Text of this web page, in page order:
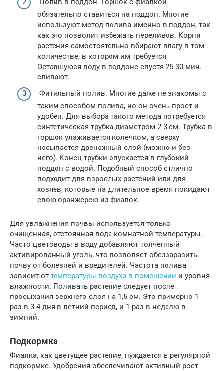
Полив в поддон. Горшок с фиалкой
обязательно ставиться на поддон. Многие
используют метод полива именно в поддон, так
как это позволит избежать переливов. Корни
растения самостоятельно вбирают влагу в том
количестве, в котором им требуется.
Оставшуюся воду в поддоне спустя 25-30 мин.
сливают.
Фитильный полив. Многие даже не знакомы с
таким способом полива, но он очень прост и
удобен. Для выбора такого метода потребуется
синтетическая трубка диаметром 2-3 см. Трубка в
горшок улаживается колечком, а сверху
насыпается дренажный слой (можно и без
него). Конец трубки опускается в глубокий
поддон с водой. Подобный способ отлично
подходит для взрослых растений или для
хозяев, которые на длительное время покидают
свою оранжерею из фиалок.
Для увлажнения почвы используется только
очищенная, отстоянная вода комнатной температуры.
Часто цветоводы в воду добавляют толченный
активированный уголь, что позволяет обеззаразить
почву от болезней и вредителей. Частота полива
зависит от температуры воздуха в помещении и уровня
влажности. Поливать растение следует после
просыхания верхнего слоя на 1,5 см. Это примерно 1
раз в 3-4 дня в летний период, и 1 раз в неделю в
зимний.
Подкормка
Фиалка, как цветущее растение, нуждается в регулярной
подкормке. Удобрения обеспечивают активный рост